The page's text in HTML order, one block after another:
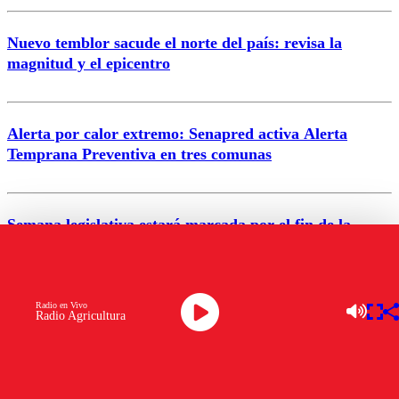
Nuevo temblor sacude el norte del país: revisa la
magnitud y el epicentro
Alerta por calor extremo: Senapred activa Alerta
Temprana Preventiva en tres comunas
Semana legislativa estará marcada por el fin de la
Radio Agricultura
Radio en Vivo